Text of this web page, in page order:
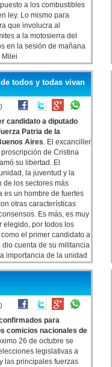
a los combustibles
ley. Lo mismo para
que involucra al
a la motosierra del
en la sesión de mañana
Milei
todos y todas vivan
candidato a diputado
Patria de la
Aires. El excanciller
de Cristina
su libertad. El
la juventud y la
de los sectores más
es un hombre de fuertes
otras características
Es más, es muy
elegido, por todos los
el primer candidato a
cuenta de su militancia
importancia de la unidad
a representar a todos
para
comicios nacionales de
26 de octubre se
legislativas a
las principales fuerzas